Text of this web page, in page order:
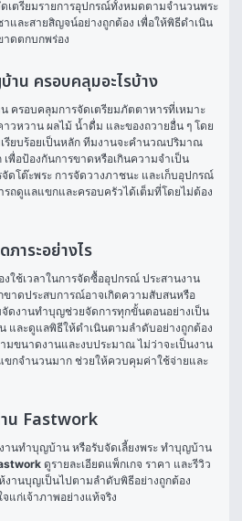
เตรียมรายการอุปกรณ์ทั้งหมดตามจำนวนพระ
และสายสิญจน์อย่างถูกต้อง เพื่อให้พิธีดำเนิน
ดตกบกพร่อง
น ครอบคลุมอะไรบ้าง
ครอบคลุมการจัดเตรียมภัตตาหารที่เหมาะ
วหวาน ผลไม้ น้ำดื่ม และของถวายอื่น ๆ โดย
รียบร้อยเป็นหลัก ทีมงานจะคำนวณปริมาณ
พื่อป้องกันการขาดหรือเกินความจำเป็น
ดโต๊ะพระ การจัดวางภาชนะ และเก็บอุปกรณ์
รถดูแลแขกและครอบครัวได้เต็มที่โดยไม่ต้อง
าระอย่างไร
ใช้เวลาในการจัดซื้ออุปกรณ์ ประสานงาน
าดประสบการณ์อาจเกิดความสับสนหรือ
ดงานทำบุญช่วยจัดการทุกขั้นตอนอย่างเป็น
และดูแลพิธีให้ดำเนินตามลำดับอย่างถูกต้อง
มขนาดงานและงบประมาณ ไม่ว่าจะเป็นงาน
ขกจำนวนมาก ช่วยให้ควบคุมค่าใช้จ่ายและ
น Fastwork
านทำบุญบ้าน หรือรับจัดเลี้ยงพระ ทําบุญบ้าน
ดูรายละเอียดแพ็กเกจ ราคา และรีวิว
งานบุญเป็นไปตามลำดับพิธีอย่างถูกต้อง
แก่เจ้าภาพอย่างแท้จริง